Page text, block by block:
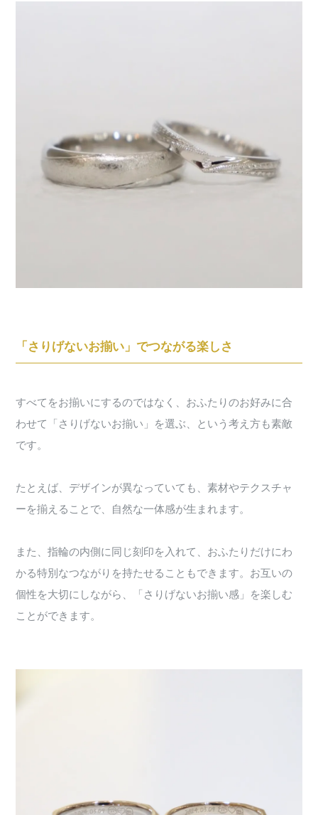
「さりげないお揃い」でつながる楽しさ
すべてをお揃いにするのではなく、おふたりのお好みに合
わせて「さりげないお揃い」を選ぶ、という考え方も素敵
です。
たとえば、デザインが異なっていても、素材やテクスチャ
ーを揃えることで、自然な一体感が生まれます。
また、指輪の内側に同じ刻印を入れて、おふたりだけにわ
かる特別なつながりを持たせることもできます。お互いの
個性を大切にしながら、「さりげないお揃い感」を楽しむ
ことができます。